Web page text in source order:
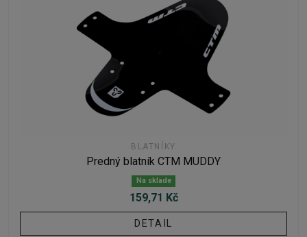
BLATNÍKY
Predný blatník CTM MUDDY
Na sklade
159,71 Kč
DETAIL